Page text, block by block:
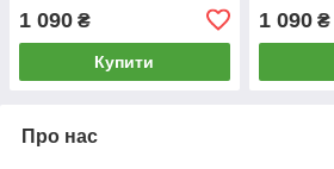
1 090 ₴
Купити
1 090₴
Про нас